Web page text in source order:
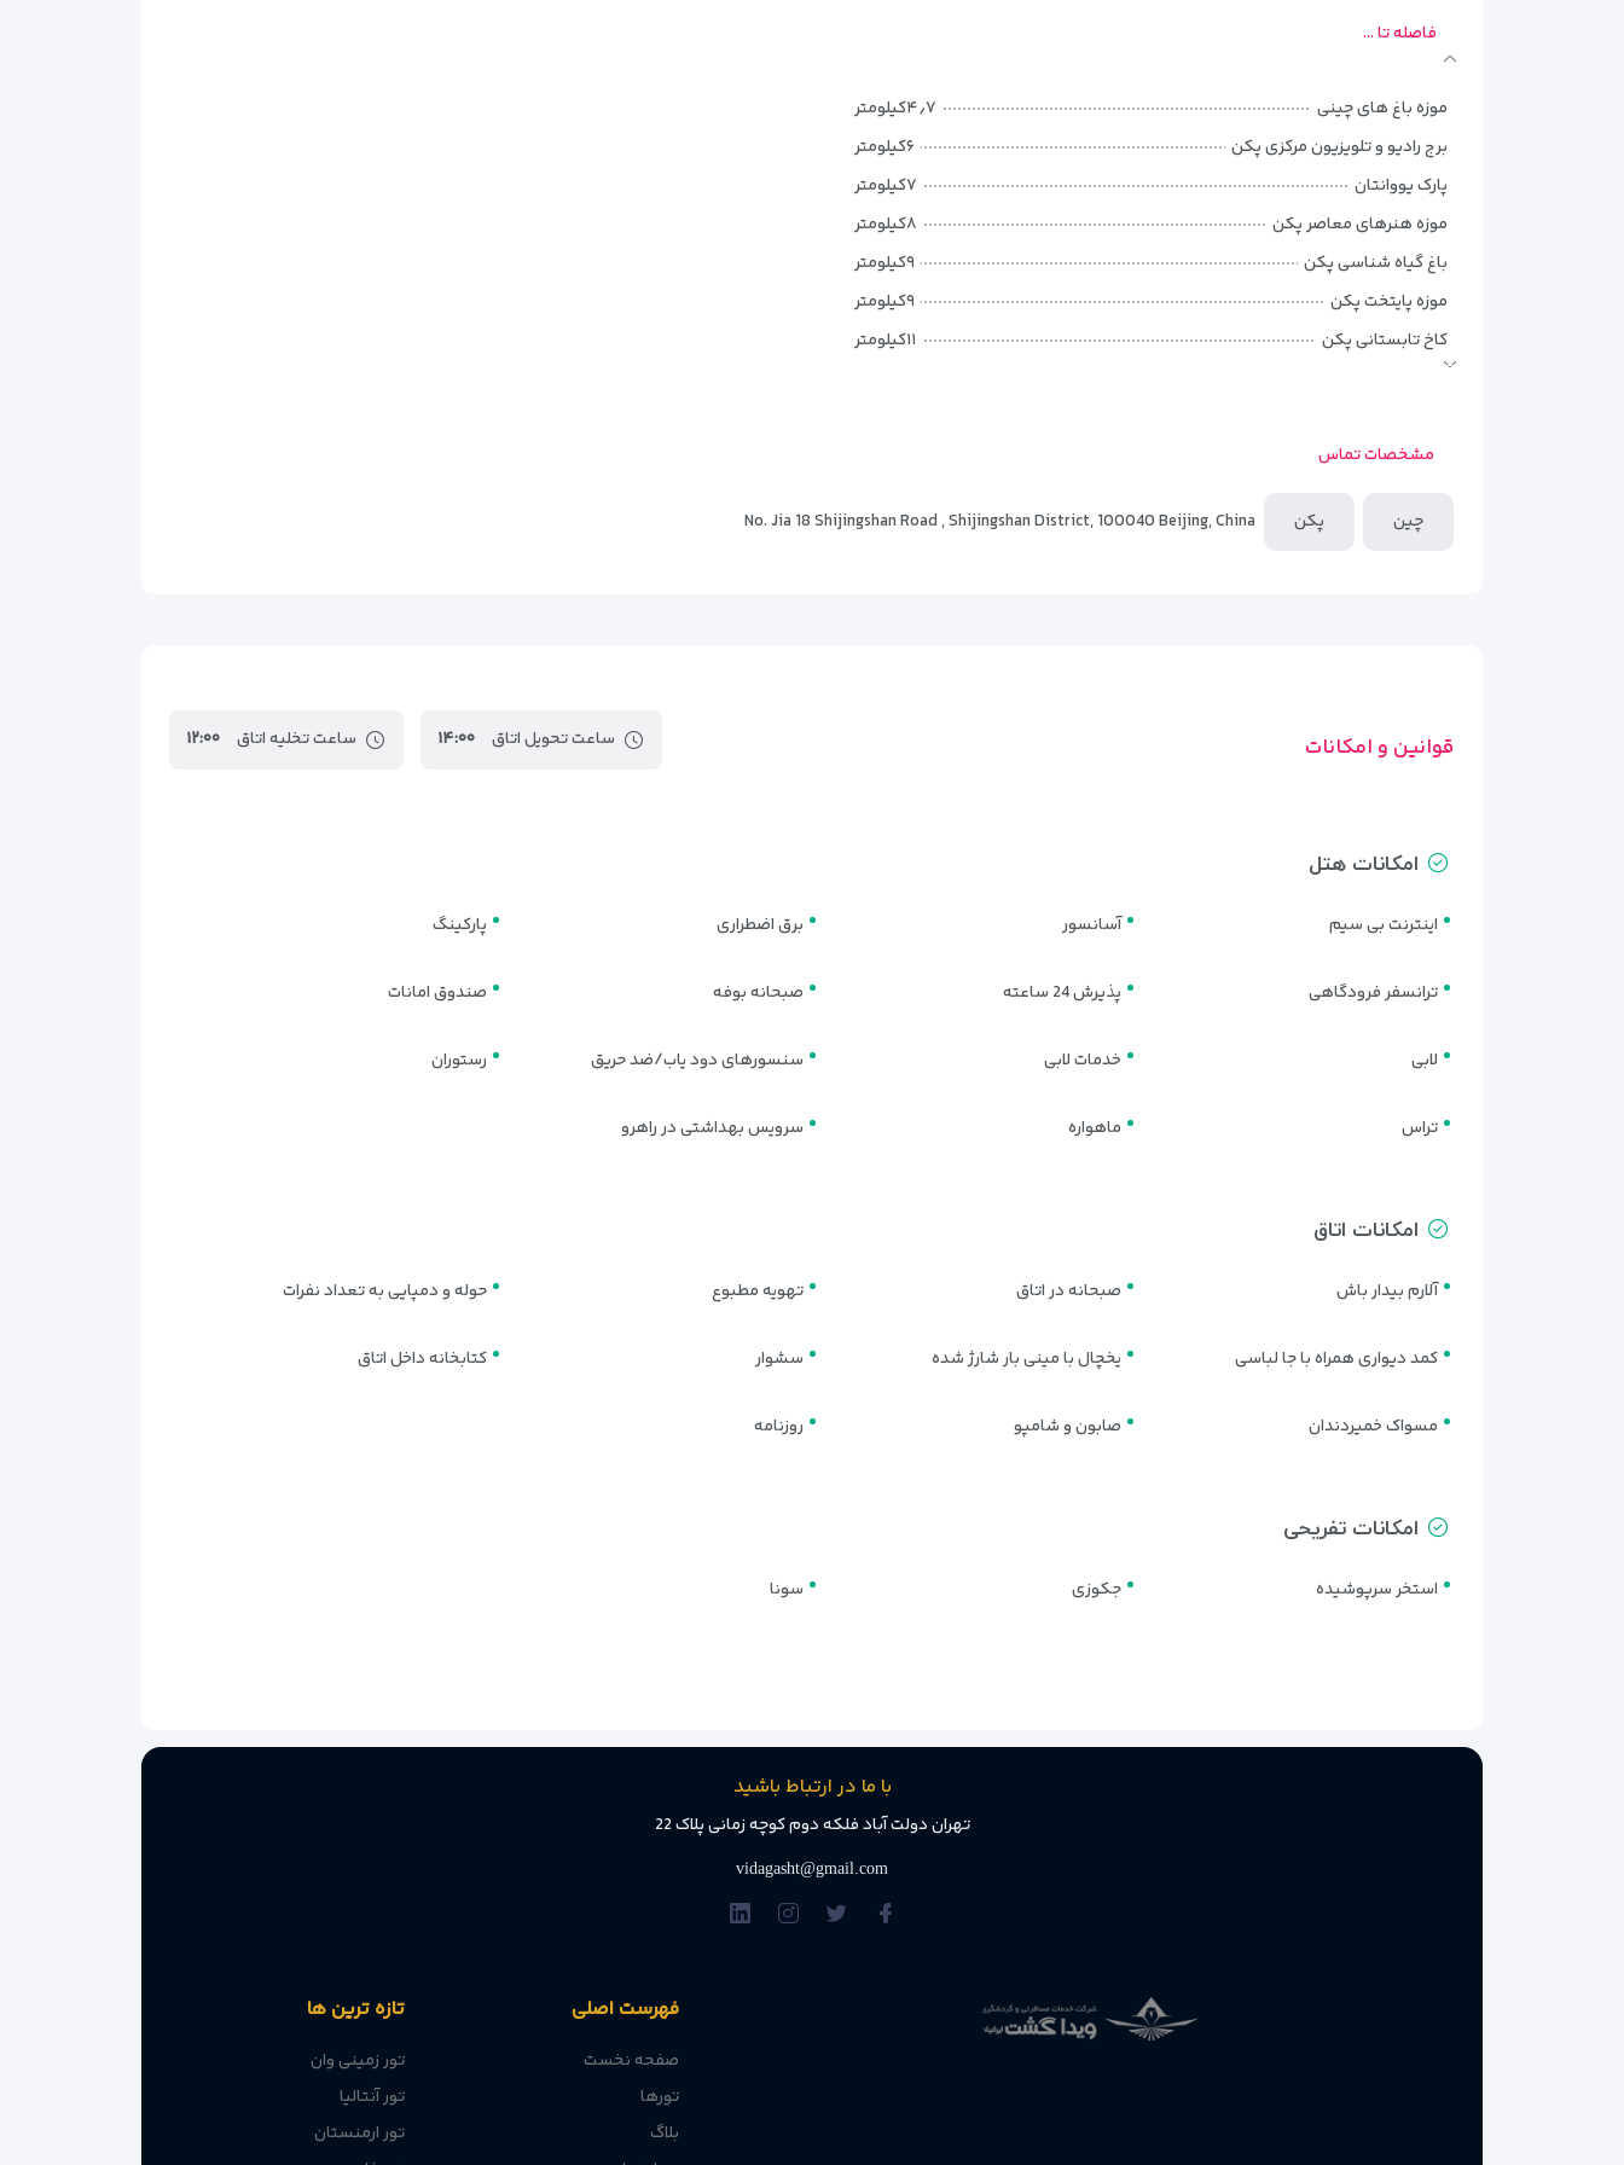
فاصله تا ...
موزه باغ های چینی
۴٫۷کیلومتر
برج رادیو و تلویزیون مرکزی پکن
۶کیلومتر
پارک یووانتان
۷کیلومتر
موزه هنرهای معاصر پکن
۸کیلومتر
باغ گیاه شناسی پکن
۹کیلومتر
موزه پایتخت پکن
۹کیلومتر
کاخ تابستانی پکن
۱۱کیلومتر
میدان تیان‌آنمن
مشخصات تماس
چین پکن No. Jia 18 Shijingshan Road , Shijingshan District, 100040 Beijing, China
قوانین و امکانات ساعت تحویل اتاق ۱۴:۰۰ ساعت تخلیه اتاق ۱۲:۰۰
امکانات هتل
اینترنت بی سیم آسانسور برق اضطراری پارکینگ
ترانسفر فرودگاهی پذیرش 24 ساعته صبحانه بوفه صندوق امانات
لابی خدمات لابی سنسورهای دود یاب/ضد حریق رستوران
تراس ماهواره سرویس بهداشتی در راهرو
امکانات اتاق
آلارم بیدار باش صبحانه در اتاق تهویه مطبوع حوله و دمپایی به تعداد نفرات
کمد دیواری همراه با جا لباسی یخچال با مینی بار شارژ شده سشوار کتابخانه داخل اتاق
مسواک خمیردندان صابون و شامپو روزنامه
امکانات تفریحی
استخر سرپوشیده جکوزی سونا
با ما در ارتباط باشید
تهران دولت آباد فلکه دوم کوچه زمانی پلاک 22
vidagasht@gmail.com
فهرست اصلی
صفحه نخست
تورها
بلاگ
تازه ترین ها
تور زمینی وان
تور آنتالیا
تور ارمنستان